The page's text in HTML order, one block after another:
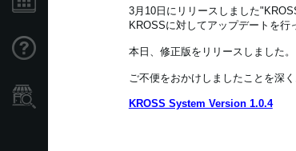
3月10日にリリースしました
KROSSに対してアップデートを行
本日、修正版をリリースしました
ご不便をおかけしましたことを深く
KROSS System Version 1.0.4